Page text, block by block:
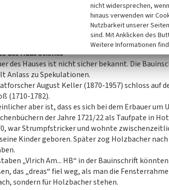
im mit Schiefer gedecktem Walmdach
wurden in das Gefach über dem Stall
des Haus Stienes
des Hauses ist nicht sicher bekannt. Die
Anlass zu Spekulationen.
August Keller (1870-1957) schloss auf
(1710-1782).
aber ist, dass es sich bei dem Erbauer
der Jahre 1721/22 als Taufpate in
war Strumpfstricker und wohnte
Kinder geboren. Später zog Holzbacher
„Vlrich Am... HB“ in der Bauinschrift
das „dreas“ fiel weg, als man die
sondern für Holzbacher stehen.
nicht widersprechen,
hinaus verwenden wir
Nutzbarkeit unserer
sind. Mit Anklicken des
Weitere Informationen